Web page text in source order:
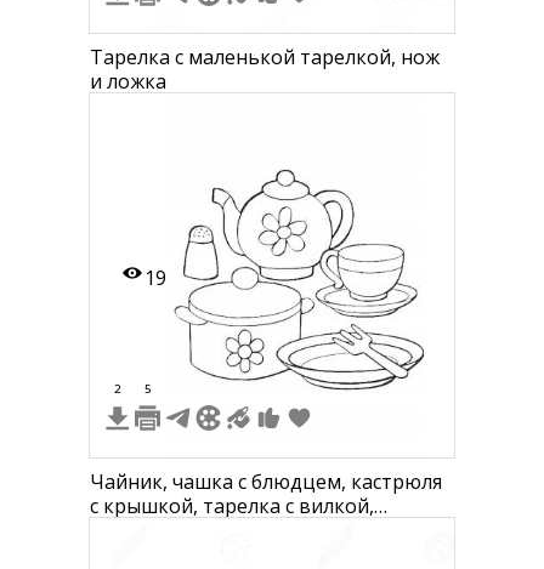
Тарелка с маленькой тарелкой, нож
и ложка
19
2 5
Чайник, чашка с блюдцем, кастрюля
с крышкой, тарелка с вилкой,